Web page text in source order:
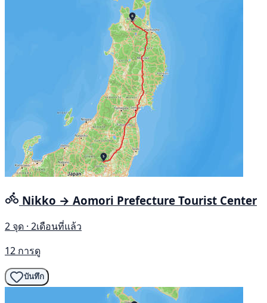
Nikko → Aomori Prefecture Tourist Center
2 จุด · 2เดือนที่แล้ว
12 การดู
บันทึก